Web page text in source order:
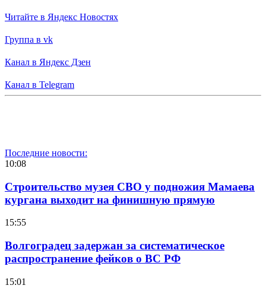
Читайте в Яндекс Новостях
Группа в vk
Канал в Яндекс Дзен
Канал в Telegram
Последние новости:
10:08
Строительство музея СВО у подножия Мамаева
кургана выходит на финишную прямую
15:55
Волгоградец задержан за систематическое
распространение фейков о ВС РФ
15:01